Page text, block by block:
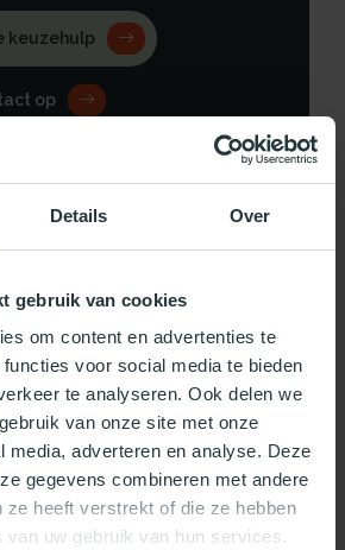
Details Over
gebruik van cookies
om content en advertenties te
voor social media te bieden
te analyseren. Ook delen we
van onze site met onze
media, adverteren en analyse. Deze
gegevens combineren met andere
ze heeft verstrekt of die ze hebben
uw gebruik van hun services.
keuzehulp
op
maakt: